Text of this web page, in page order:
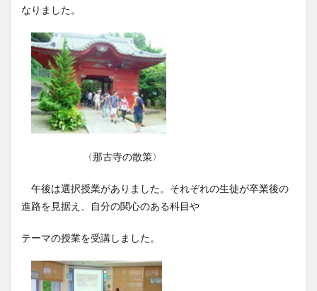
なりました。
〈那古寺の散策〉
午後は選択授業がありました。それぞれの生徒が卒業後の
進路を見据え、自分の関心のある科目や
テーマの授業を受講しました。